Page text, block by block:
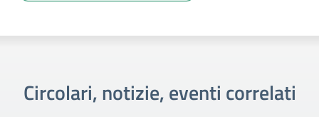
Circolari, notizie, eventi correlati